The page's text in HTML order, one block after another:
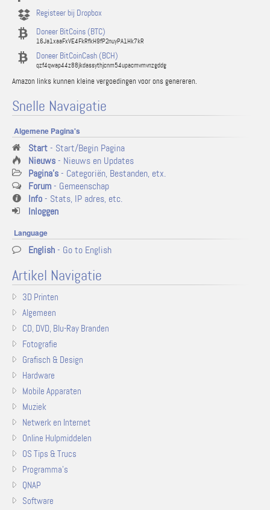
Registeer bij Dropbox
Doneer BitCoins (BTC)
16Ja1xaaFxVE4FkRfkH9fP2nuyPA1Hk7kR
Doneer BitCoinCash (BCH)
qzf4qwap44z88jkdassythjcnm54upacmvmvnzgddg
Amazon links kunnen kleine vergoedingen voor ons genereren.
Snelle Navaigatie
Algemene Pagina's
Start- Start/Begin Pagina
Nieuws- Nieuws en Updates
Pagina's- Categoriën, Bestanden, etx.
Forum- Gemeenschap
Info- Stats, IP adres, etc.
Inloggen
Language
English- Go to English
Artikel Navigatie
3D Printen
Algemeen
CD, DVD, Blu-Ray Branden
Fotografie
Grafisch & Design
Hardware
Mobile Apparaten
Muziek
Netwerk en Internet
Online Hulpmiddelen
OS Tips & Trucs
Programma's
QNAP
Software